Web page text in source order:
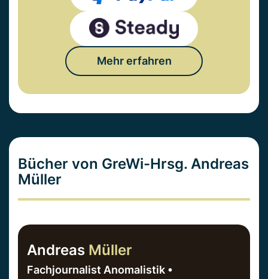
Mehr erfahren
Bücher von GreWi-Hrsg. Andreas
Müller
Andreas Müller
Fachjournalist Anomalistik •